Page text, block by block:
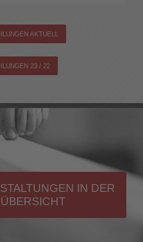
AKTUELL
23 / 22
IN DER
ÜBERSICHT